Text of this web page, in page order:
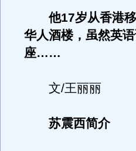
他17岁从香港
华人酒楼，虽然英
座……
文/王丽丽
苏震西简介